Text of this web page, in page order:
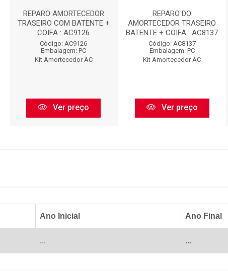
REPARO AMORTECEDOR
TRASEIRO COM BATENTE +
COIFA : AC9126
Código: AC9126
Embalagem: PC
Kit Amortecedor AC
Ver preço
REPARO DO
AMORTECEDOR TRASEIRO
BATENTE + COIFA : AC8137
Código: AC8137
Embalagem: PC
Kit Amortecedor AC
Ver preço
Ano Inicial Ano Final
... ...